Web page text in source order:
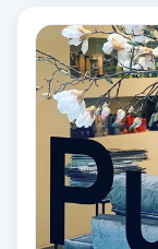
Melasma
Mesoterapi